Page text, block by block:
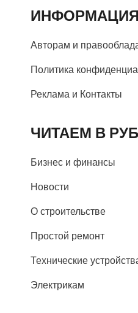
Авторам и
Политика
Реклама и Контакты
ЧИТАЕМ В
Бизнес и финансы
Новости
О строительстве
Простой ремонт
Технические
Электрикам